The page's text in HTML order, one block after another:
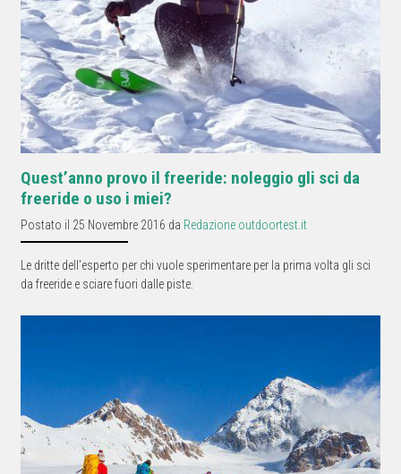
Quest’anno provo il freeride: noleggio gli sci da
freeride o uso i miei?
Postato il 25 Novembre 2016 da Redazione outdoortest.it
Le dritte dell'esperto per chi vuole sperimentare per la prima volta gli sci
da freeride e sciare fuori dalle piste.